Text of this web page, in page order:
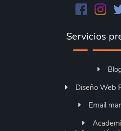
Servicios
Diseño Web
Email